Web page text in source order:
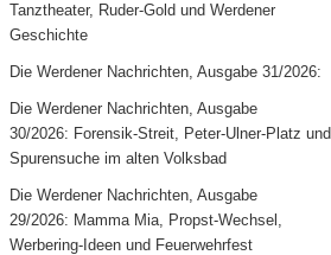
Tanztheater, Ruder-Gold und Werdener
Geschichte
Die Werdener Nachrichten, Ausgabe 31/2026:
Die Werdener Nachrichten, Ausgabe
30/2026: Forensik-Streit, Peter-Ulner-Platz und
Spurensuche im alten Volksbad
Die Werdener Nachrichten, Ausgabe
29/2026: Mamma Mia, Propst-Wechsel,
Werbering-Ideen und Feuerwehrfest